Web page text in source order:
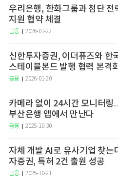
우리은행, 한화그룹과 첨단 전
지원 협약 체결
금융 2026-01-22
신한투자증권, 이더퓨즈와 한
스테이블본드 발행 협력 본격
금융 2026-01-20
카메라 없이 24시간 모니터
부산은행 앱에서 만난다
금융 2025-10-30
자체 개발 AI로 유사기업 찾
자증권, 특허 2건 출원 성공
금융 2025-10-21